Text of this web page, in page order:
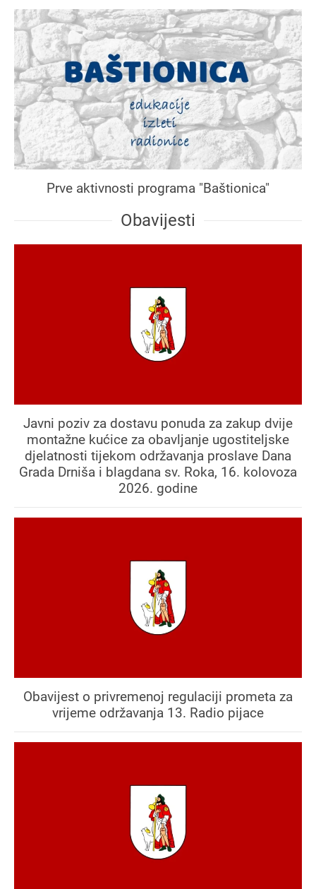
Prve aktivnosti programa "Baštionica"
Obavijesti
Javni poziv za dostavu ponuda za zakup dvije
montažne kućice za obavljanje ugostiteljske
djelatnosti tijekom održavanja proslave Dana
Grada Drniša i blagdana sv. Roka, 16. kolovoza
2026. godine
Obavijest o privremenoj regulaciji prometa za
vrijeme održavanja 13. Radio pijace